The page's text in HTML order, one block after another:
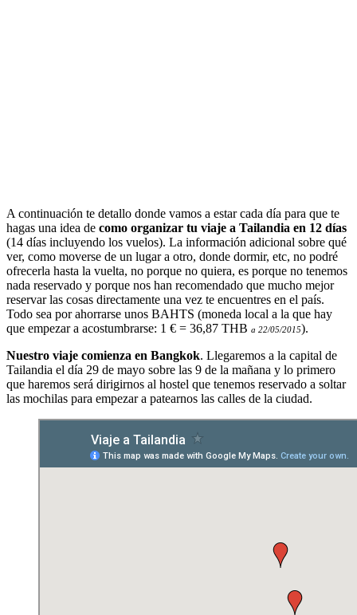
A continuación te detallo donde vamos a estar cada día para que te
hagas una idea de como organizar tu viaje a Tailandia en 12 días
(14 días incluyendo los vuelos). La información adicional sobre qué
ver, como moverse de un lugar a otro, donde dormir, etc, no podré
ofrecerla hasta la vuelta, no porque no quiera, es porque no tenemos
nada reservado y porque nos han recomendado que mucho mejor
reservar las cosas directamente una vez te encuentres en el país.
Todo sea por ahorrarse unos BAHTS (moneda local a la que hay
que empezar a acostumbrarse: 1 € = 36,87 THB a 22/05/2015).
Nuestro viaje comienza en Bangkok. Llegaremos a la capital de
Tailandia el día 29 de mayo sobre las 9 de la mañana y lo primero
que haremos será dirigirnos al hostel que tenemos reservado a soltar
las mochilas para empezar a patearnos las calles de la ciudad.